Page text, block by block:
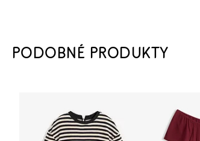
PODOBNÉ PRODUKTY